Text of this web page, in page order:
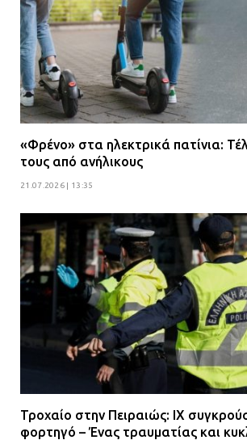
«Φρένο» στα ηλεκτρικά πατίνια:
τους από ανήλικους
21.07.2026 | 13:35
Τροχαίο στην Πειραιώς: ΙΧ
φορτηγό – Ένας τραυματίας και